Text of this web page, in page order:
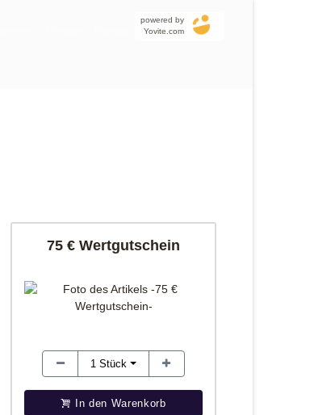
powered by
Yovite.com
75 € Wertgutschein
1Stück
In den Warenkorb